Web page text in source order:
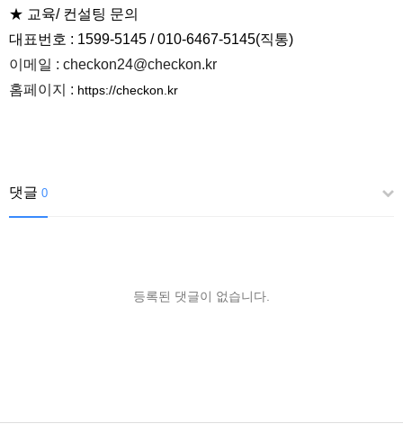
★ 교육/ 컨설팅 문의
대표번호 : 1599-5145 / 010-6467-5145(직통)
이메일 : checkon24@checkon.kr
홈페이지 : https://checkon.kr
댓글 0
등록된 댓글이 없습니다.